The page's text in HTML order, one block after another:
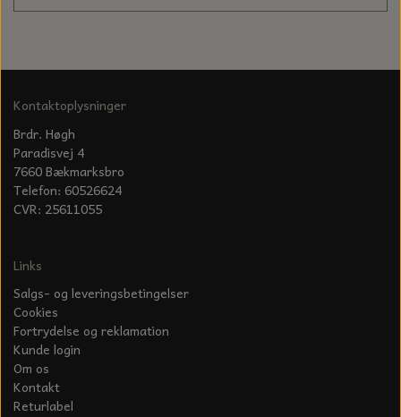
Kontaktoplysninger
Brdr. Høgh
Paradisvej 4
7660 Bækmarksbro
Telefon: 60526624
CVR: 25611055
Links
Salgs- og leveringsbetingelser
Cookies
Fortrydelse og reklamation
Kunde login
Om os
Kontakt
Returlabel